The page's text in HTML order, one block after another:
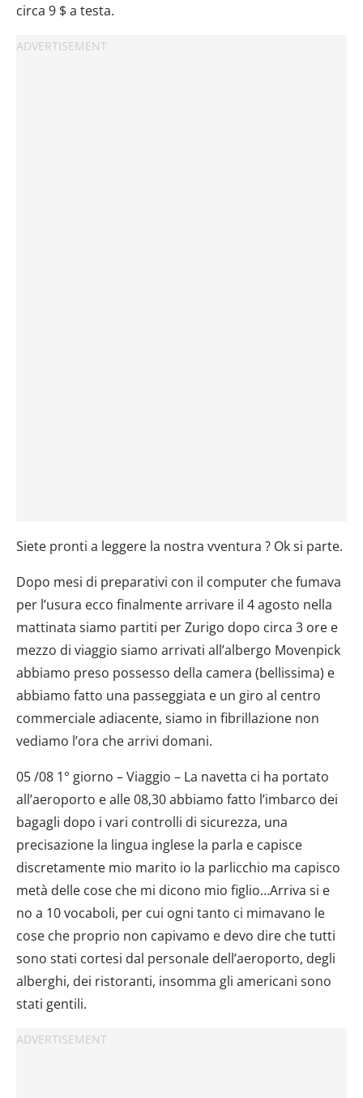
circa 9 $ a testa.
Siete pronti a leggere la nostra vventura ? Ok si parte.
Dopo mesi di preparativi con il computer che fumava
per l’usura ecco finalmente arrivare il 4 agosto nella
mattinata siamo partiti per Zurigo dopo circa 3 ore e
mezzo di viaggio siamo arrivati all’albergo Movenpick
abbiamo preso possesso della camera (bellissima) e
abbiamo fatto una passeggiata e un giro al centro
commerciale adiacente, siamo in fibrillazione non
vediamo l’ora che arrivi domani.
05 /08 1° giorno – Viaggio – La navetta ci ha portato
all’aeroporto e alle 08,30 abbiamo fatto l’imbarco dei
bagagli dopo i vari controlli di sicurezza, una
precisazione la lingua inglese la parla e capisce
discretamente mio marito io la parlicchio ma capisco
metà delle cose che mi dicono mio figlio…Arriva si e
no a 10 vocaboli, per cui ogni tanto ci mimavano le
cose che proprio non capivamo e devo dire che tutti
sono stati cortesi dal personale dell’aeroporto, degli
alberghi, dei ristoranti, insomma gli americani sono
stati gentili.